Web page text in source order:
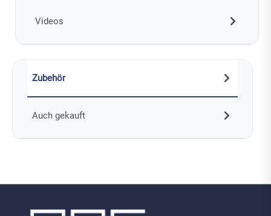
Videos
Zubehör
Auch gekauft